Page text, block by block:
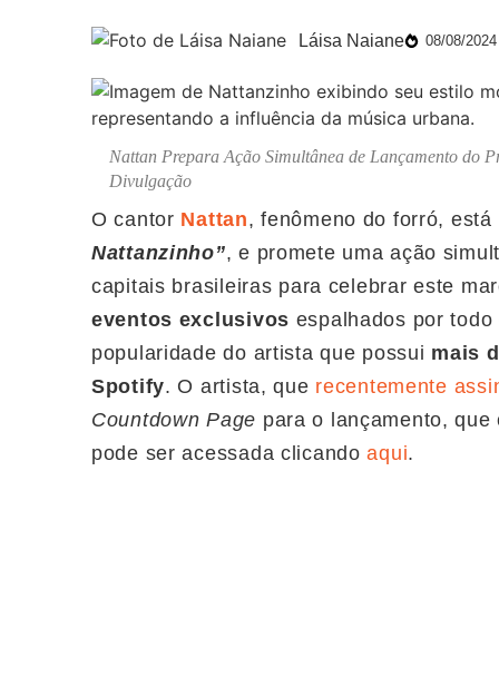
Láisa Naiane 08/08/2024
Nattan Prepara Ação Simultânea de Lançamento do
Divulgação
O cantor Nattan, fenômeno do forró,
Nattanzinho”, e promete uma ação
capitais brasileiras para celebrar este
eventos exclusivos espalhados por
popularidade do artista que possui mais
Spotify. O artista, que recentemente
Countdown Page para o lançamento, que
pode ser acessada clicandoaqui.